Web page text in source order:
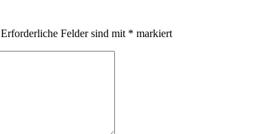
Erforderliche Felder sind mit * markiert